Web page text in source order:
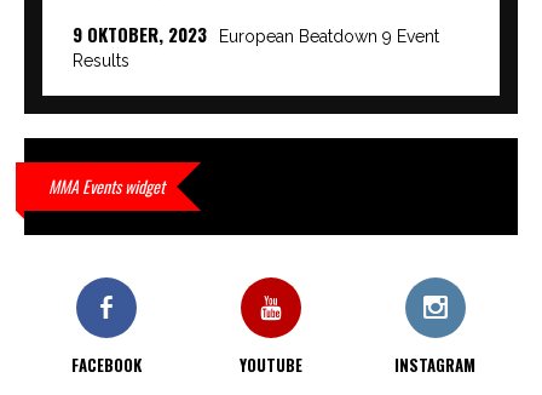
9 OKTOBER, 2023
European Beatdown 9 Event
Results
9 OKTOBER, 2023
waar hij van gemaakt is…
KO bij CWA Lowlands 7
MMA Events widget
FACEBOOK YOUTUBE INSTAGRAM